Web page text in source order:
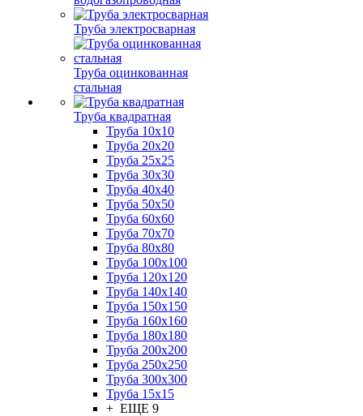
Труба электросварная
Труба оцинкованная
стальная
Труба квадратная
Труба 10x10
Труба 20x20
Труба 25x25
Труба 30x30
Труба 40x40
Труба 50x50
Труба 60x60
Труба 70x70
Труба 80x80
Труба 100x100
Труба 120x120
Труба 140x140
Труба 150x150
Труба 160x160
Труба 180x180
Труба 200x200
Труба 250x250
Труба 300x300
Труба 15x15
+ ЕЩЕ 9